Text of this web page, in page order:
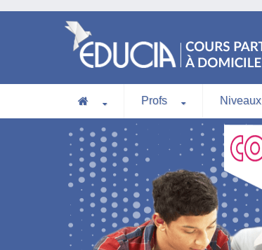
Profs Niveaux